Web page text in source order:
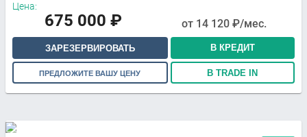
Цена:
675 000 ₽ от 14 120 ₽/мес.
ЗАРЕЗЕРВИРОВАТЬ В КРЕДИТ
ПРЕДЛОЖИТЕ ВАШУ ЦЕНУ В TRADE IN